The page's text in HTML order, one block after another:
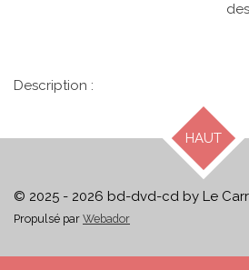
Description :
HAUT
© 2025 - 2026 bd-dvd-cd by Le
Propulsé par Webador